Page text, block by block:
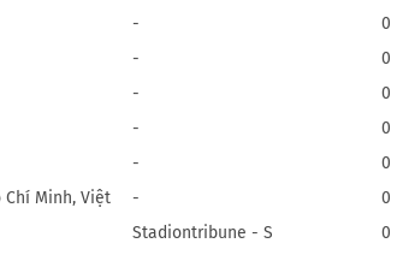
-
0
-
0
-
0
-
0
-
0
Chí Minh, Việt -
0
Stadiontribune - S
0